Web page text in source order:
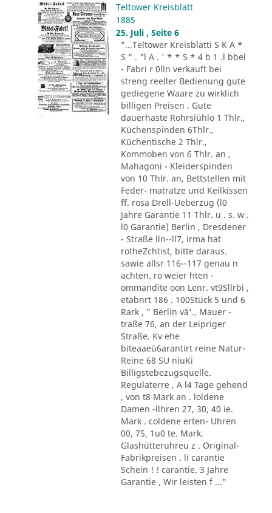
Teltower Kreisblatt
1885
25. Juli , Seite 6
"...Teltower Kreisblatti S K A *
S " . "l A . ' * * S * 4 b 1 .l bbel
- Fabri r 0lln verkauft bei
streng reeller Bedienung gute
gediegene Waare zu wirklich
billigen Preisen . Gute
dauerhaste Rohrsiühlo 1 Thlr.,
Küchenspinden 6Thlr.,
Küchentische 2 Thlr.,
Kommoben von 6 Thlr. an ,
Mahagoni - Kleiderspinden
von 10 Thlr. an, Bettstellen mit
Feder- matratze und Keilkissen
ff. rosa Drell-Ueberzug (l0
Jahre Garantie 11 Thlr. u . s. w .
l0 Garantie) Berlin , Dresdener
- Straße lln--ll7, irma hat
rotheZchtist, bitte daraus.
sawie allsr 116--117 genau n
achten. ro weier hten -
ommandite oon Lenr. vt9Sllrbi ,
etabnrt 186 . 100Stück 5 und 6
Rark , " Berlin vä'., Mauer -
traße 76, an der Leipriger
Straße. Kv ehe
biteaaeü6arantirt reine Natur-
Reine 68 SU niuKi
Billigstebezugsquelle.
Regulaterre , A l4 Tage gehend
, von t8 Mark an . loldene
Damen -llhren 27, 30, 40 ie.
Mark . coldene erten- Uhren
00, 75, 1u0 te. Mark.
Glashütteruhreu z . Original-
Fabrikpreisen . li carantie
Schein ! ! carantie. 3 Jahre
Garantie , Wir leisten f ..."